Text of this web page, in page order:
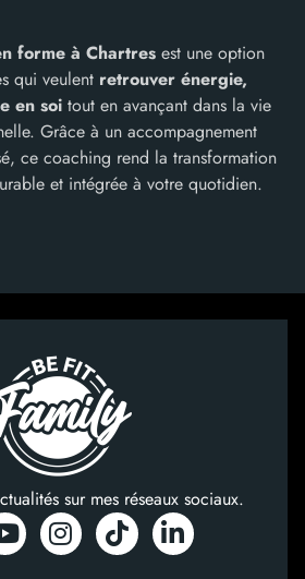
forme à Chartres est une option
qui veulent retrouver énergie,
en soi tout en avançant dans la vie
Grâce à un accompagnement
ce coaching rend la transformation
et intégrée à votre quotidien.
sur mes réseaux sociaux.